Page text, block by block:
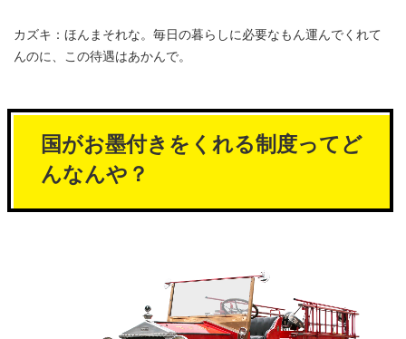
カズキ：ほんまそれな。毎日の暮らしに必要なもん運んでくれて
んのに、この待遇はあかんで。
国がお墨付きをくれる制度ってど
んなんや？